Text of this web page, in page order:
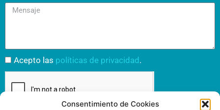
Consentimiento de Cookies
Acepto las políticas de privacidad .